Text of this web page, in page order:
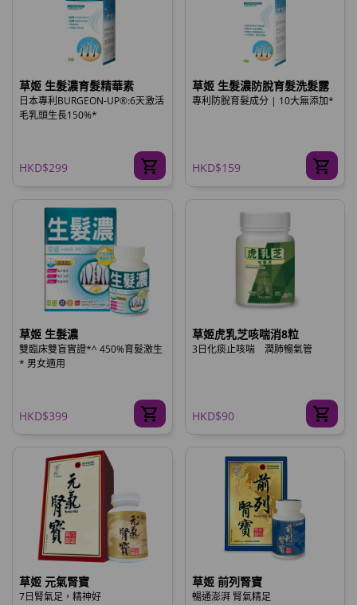
草姬 生髮濃育髮精華素
日本專利BURGEON-UP®:6天激活
毛乳頭生長150%*
HKD$299
草姬 生髮濃防脫育髮洗髮露
專利防脫育髮成分 | 10大無添加*
HKD$159
草姬 生髮濃
雙臨床雙盲實證*^ 450%育髮激生
* 男女適用
HKD$399
草姬虎乳芝咳喘消8粒
3日化痰止咳喘 潤肺暢氣管
HKD$90
草姬 元氣腎寶
7日腎氣足，精神好
草姬 前列腎寶
暢通澎湃 腎氣精足